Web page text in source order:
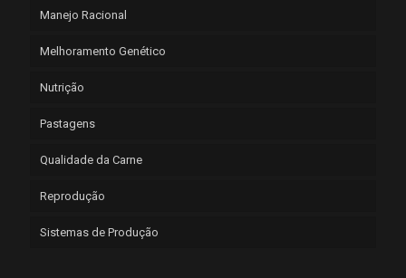
Manejo Racional
Melhoramento Genético
Nutrição
Pastagens
Qualidade da Carne
Reprodução
Sistemas de Produção